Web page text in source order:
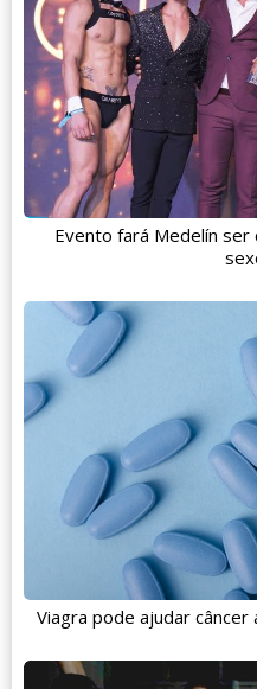
Evento fará Medelín ser
Viagra pode ajudar